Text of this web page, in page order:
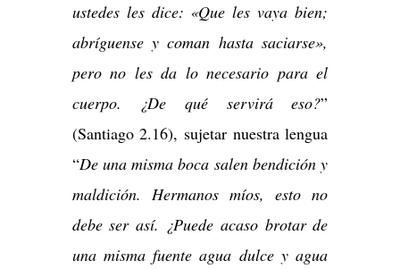
ustedes les dice: «Que les vaya bien;
abríguense y coman hasta saciarse»,
pero no les da lo necesario para el
cuerpo. ¿De qué servirá eso?”
(Santiago 2.16), sujetar nuestra lengua
“De una misma boca salen bendición y
maldición. Hermanos míos, esto no
debe ser así. ¿Puede acaso brotar de
una misma fuente agua dulce y agua